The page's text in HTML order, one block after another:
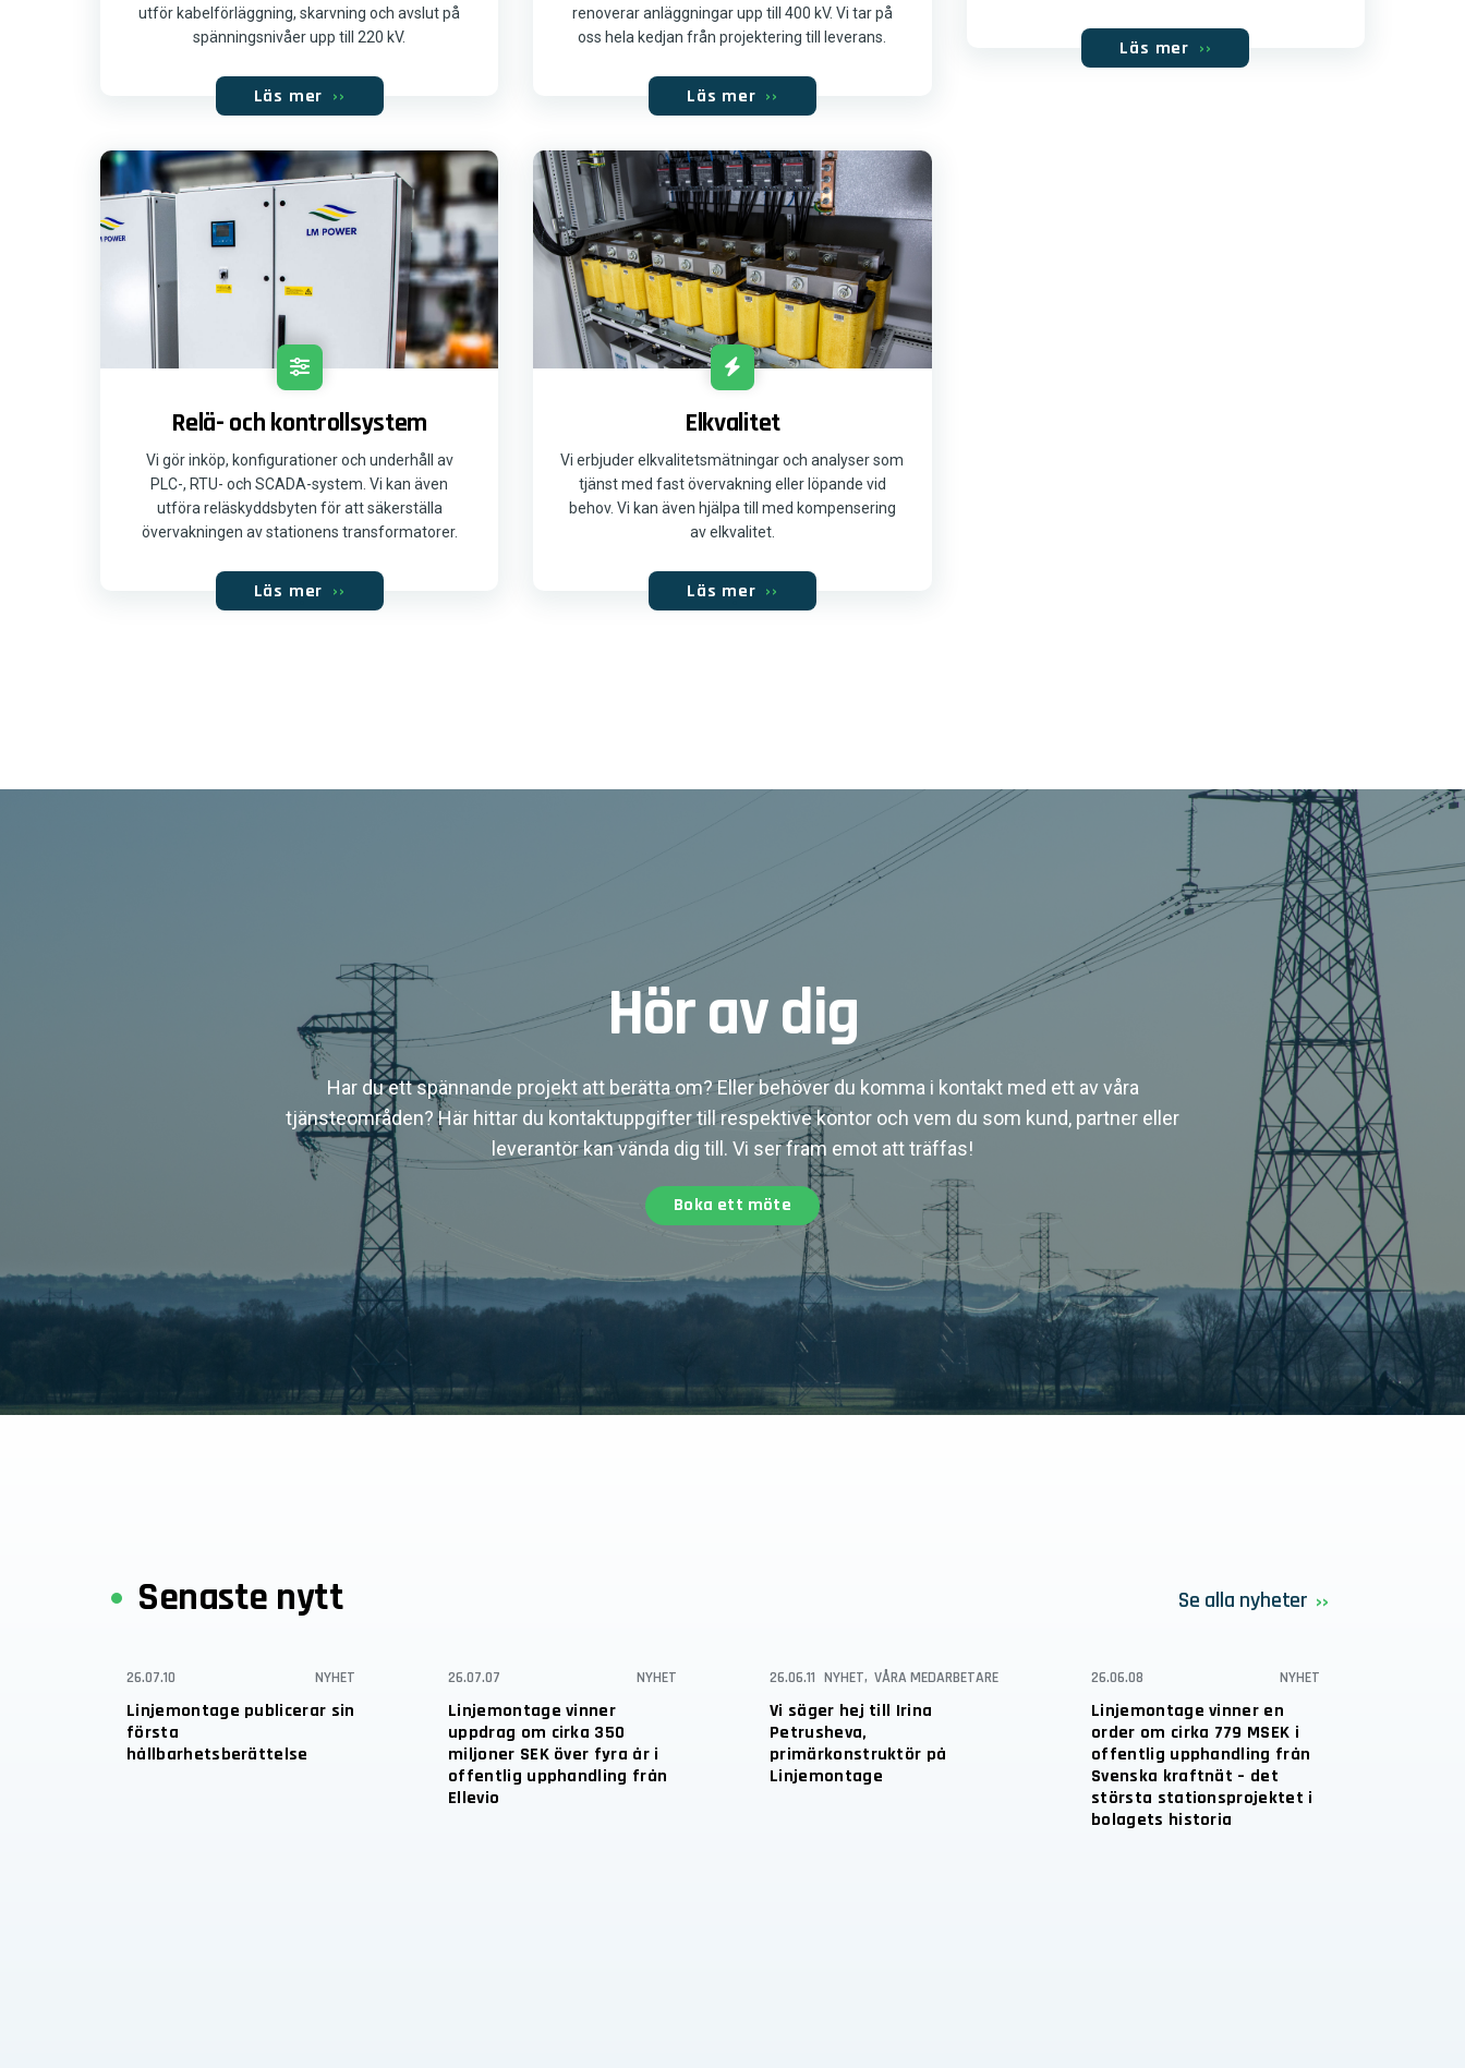
utför kabelförläggning, skarvning och avslut på
spänningsnivåer upp till 220 kV.
Läs mer ››
renoverar anläggningar upp till 400 kV. Vi tar på
oss hela kedjan från projektering till leverans.
Läs mer ››
Läs mer ››
Relä- och kontrollsystem
Vi gör inköp, konfigurationer och underhåll av
PLC-, RTU- och SCADA-system. Vi kan även
utföra reläskyddsbyten för att säkerställa
övervakningen av stationens transformatorer.
Läs mer ››
Elkvalitet
Vi erbjuder elkvalitetsmätningar och analyser som
tjänst med fast övervakning eller löpande vid
behov. Vi kan även hjälpa till med kompensering
av elkvalitet.
Läs mer ››
Hör av dig
Har du ett spännande projekt att berätta om? Eller behöver du komma i kontakt med ett av våra
tjänsteområden? Här hittar du kontaktuppgifter till respektive kontor och vem du som kund, partner eller
leverantör kan vända dig till. Vi ser fram emot att träffas!
Boka ett möte
Senaste nytt Se alla nyheter
Linjemontage publicerar sin
första
hållbarhetsberättelse
26.07.10 NYHET
Linjemontage vinner
uppdrag om cirka 350
miljoner SEK över fyra år i
offentlig upphandling från
Ellevio
26.07.07 NYHET
Vi säger hej till Irina
Petrusheva,
primärkonstruktör på
Linjemontage
26.06.11 NYHET, VÅRA MEDARBETARE
Linjemontage vinner en
order om cirka 779 MSEK i
offentlig upphandling från
Svenska kraftnät – det
största stationsprojektet i
bolagets historia
26.06.08 NYHET